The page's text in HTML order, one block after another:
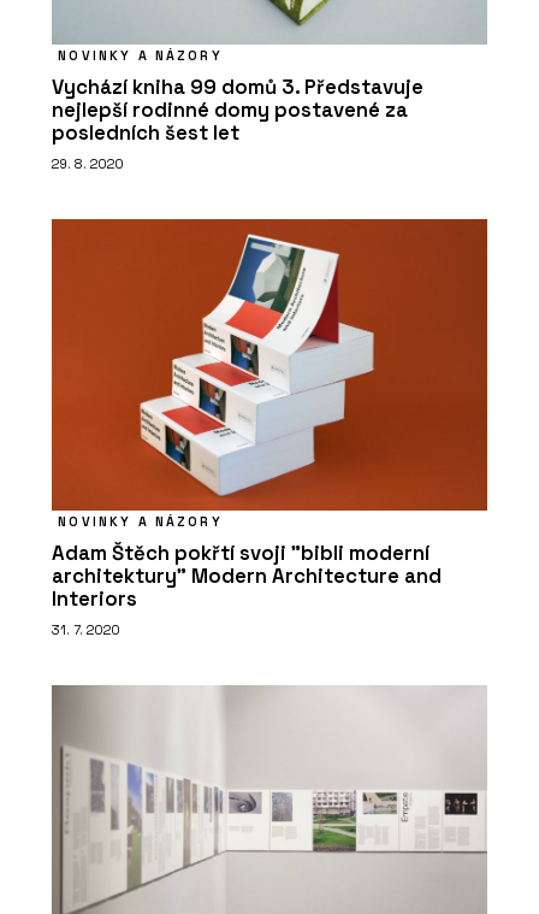
Jungle Interiors
ČLÁNKY
Tropická džungle pod střechou: jak
mění architekturu zelená atria
NOVINKY A NÁZORY
Vychází kniha 99 domů 3. Představuje
nejlepší rodinné domy postavené za
posledních šest let
29. 8. 2020
NOVINKY A NÁZORY
Adam Štěch pokřtí svoji "bibli moderní
architektury" Modern Architecture and
Interiors
31. 7. 2020